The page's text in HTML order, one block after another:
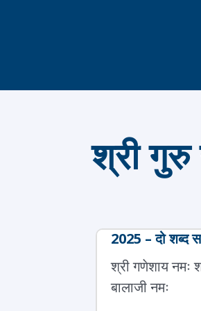
श्री
2025 – दो शब्द
श्री गणेशाय नमः
बालाजी नमः